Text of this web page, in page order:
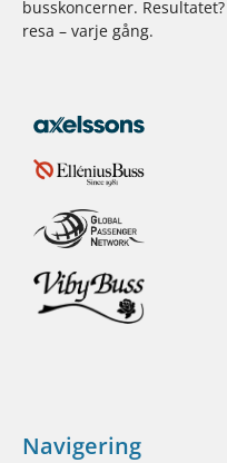
busskoncerner.
resa – varje gång.
Navigering